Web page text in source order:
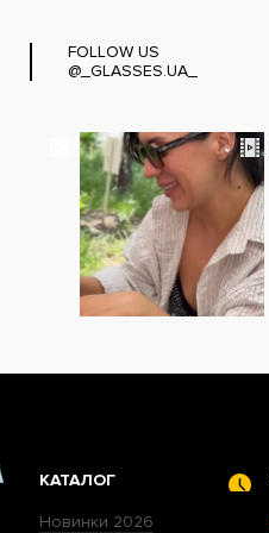
FOLLOW US
@_GLASSES.UA_
КАТАЛОГ
Новинки 2026